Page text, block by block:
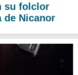
su folclor
de Nicanor